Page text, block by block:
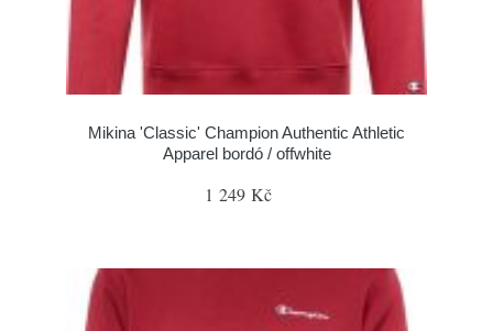
Mikina 'Classic' Champion Authentic Athletic
Apparel bordó / offwhite
1 249 Kč